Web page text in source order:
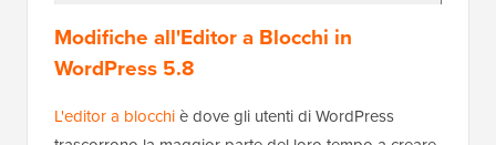
Modifiche all'Editor a Blocchi in
WordPress 5.8
L'editor a blocchiè dove gli utenti di WordPress